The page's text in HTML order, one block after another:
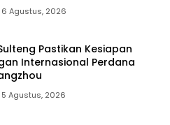
6 Agustus, 2026
Pastikan Kesiapan
Internasional Perdana
5 Agustus, 2026